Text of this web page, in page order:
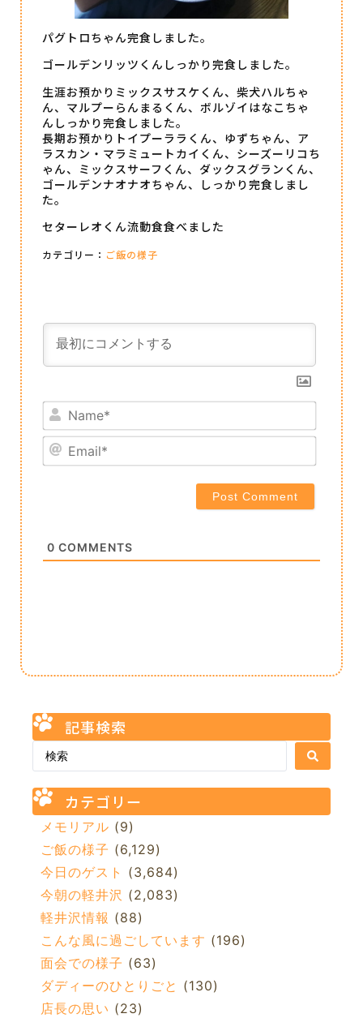
パグトロちゃん完食しました。
ゴールデンリッツくんしっかり完食しました。
生涯お預かりミックスサスケくん、柴犬ハルちゃ
ん、マルプーらんまるくん、ボルゾイはなこちゃ
んしっかり完食しました。
長期お預かりトイプーララくん、ゆずちゃん、ア
ラスカン・マラミュートカイくん、シーズーリコち
ゃん、ミックスサーフくん、ダックスグランくん、
ゴールデンナオナオちゃん、しっかり完食しまし
た。
セターレオくん流動食食べました
カテゴリー： ご飯の様子
Name*
Email*
0 COMMENTS
記事検索
カテゴリー
メモリアル (9)
ご飯の様子 (6,129)
今日のゲスト (3,684)
今朝の軽井沢 (2,083)
軽井沢情報 (88)
こんな風に過ごしています (196)
面会での様子 (63)
ダディーのひとりごと (130)
店長の思い (23)